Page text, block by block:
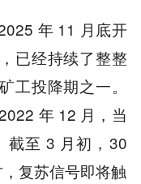
年 11 月底开
已经持续了整整
投降期之一。
年 12 月，当
截至 3 月初，30
复苏信号即将触